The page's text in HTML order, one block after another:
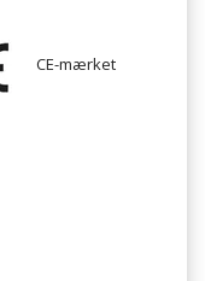
CE-mærket